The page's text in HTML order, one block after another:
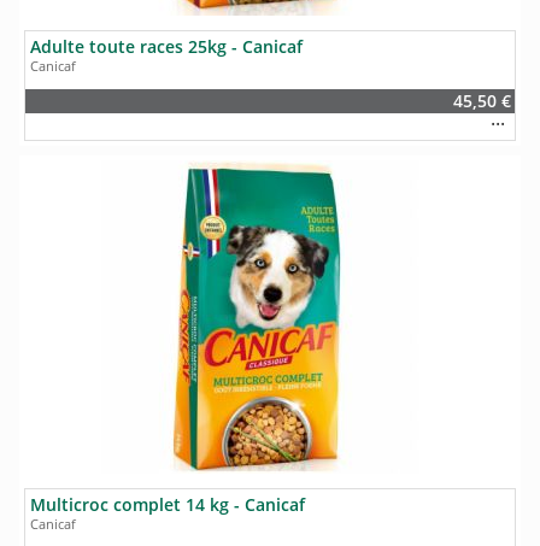
Adulte toute races 25kg - Canicaf
Canicaf
45,50 €
Multicroc complet 14 kg - Canicaf
Canicaf